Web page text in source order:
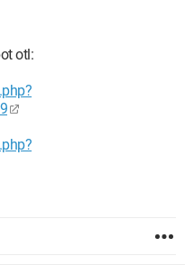
false);
"Sat
"");
"5-
true);
otl: